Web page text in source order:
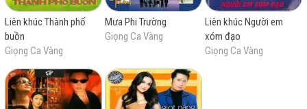
Liên khúc Thành phố
buồn
Giọng Ca Vàng
Mưa Phi Trường
Giọng Ca Vàng
Liên khúc Người em
xóm đạo
Giọng Ca Vàng